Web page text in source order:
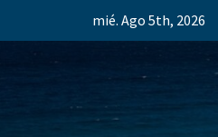
mié. Ago 5th, 2026